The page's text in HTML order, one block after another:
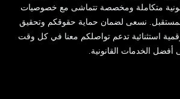
متكاملة ومخصصة تتماشى مع خصوصيات
نسعى لضمان حماية حقوقكم وتحقيق
استثنائية تدعم تواصلكم معنا في كل وقت
الخدمات القانونية.